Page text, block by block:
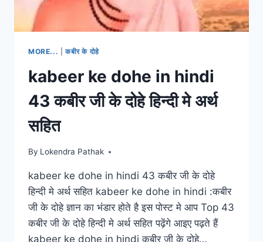
MORE... कबीर के दोहे
kabeer ke dohe in hindi
43 कबीर जी के दोहे हिन्दी मे अर्थ
सहित
By Lokendra Pathak
kabeer ke dohe in hindi 43 कबीर जी के दोहे
हिन्दी मे अर्थ सहित kabeer ke dohe in hindi :कबीर
जी के दोहे ज्ञान का भंडार होते है इस पोस्ट मे आप Top 43
कबीर जी के दोहे हिन्दी मे अर्थ सहित पढ़ेंगे आइए पढ़ते हैं
kabeer ke dohe in hindi कबीर जी के दोहे…